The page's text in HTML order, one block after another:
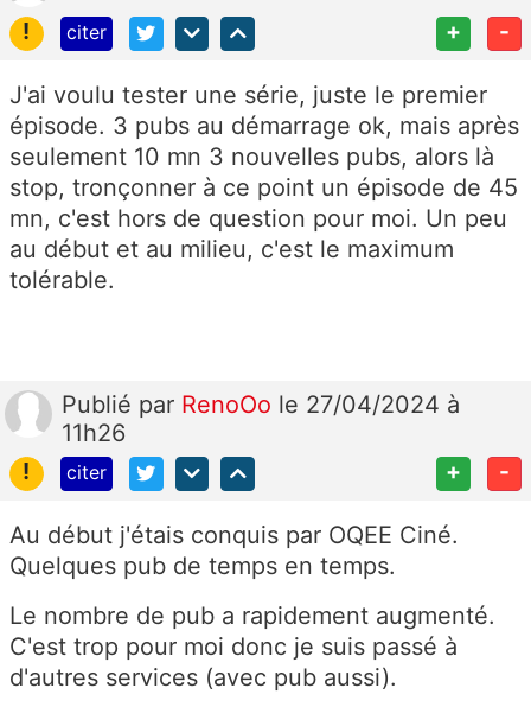
!
citer + -
J'ai voulu tester une série, juste le premier
épisode. 3 pubs au démarrage ok, mais après
seulement 10 mn 3 nouvelles pubs, alors là
stop, tronçonner à ce point un épisode de 45
mn, c'est hors de question pour moi. Un peu
au début et au milieu, c'est le maximum
tolérable.
Publié par RenoOo le 27/04/2024 à
11h26
!
citer + -
Au début j'étais conquis par OQEE Ciné.
Quelques pub de temps en temps.
Le nombre de pub a rapidement augmenté.
C'est trop pour moi donc je suis passé à
d'autres services (avec pub aussi).